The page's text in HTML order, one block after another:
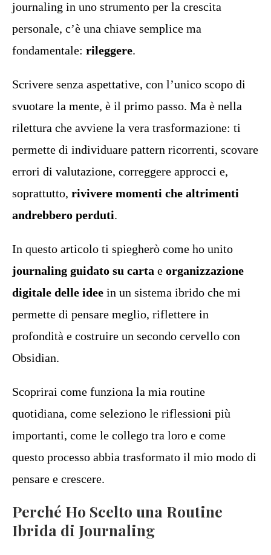
journaling in uno strumento per la crescita
personale, c’è una chiave semplice ma
fondamentale: rileggere.
Scrivere senza aspettative, con l’unico scopo di
svuotare la mente, è il primo passo. Ma è nella
rilettura che avviene la vera trasformazione: ti
permette di individuare pattern ricorrenti, scovare
errori di valutazione, correggere approcci e,
soprattutto, rivivere momenti che altrimenti
andrebbero perduti.
In questo articolo ti spiegherò come ho unito
journaling guidato su carta e organizzazione
digitale delle idee in un sistema ibrido che mi
permette di pensare meglio, riflettere in
profondità e costruire un secondo cervello con
Obsidian.
Scoprirai come funziona la mia routine
quotidiana, come seleziono le riflessioni più
importanti, come le collego tra loro e come
questo processo abbia trasformato il mio modo di
pensare e crescere.
Perché Ho Scelto una Routine
Ibrida di Journaling